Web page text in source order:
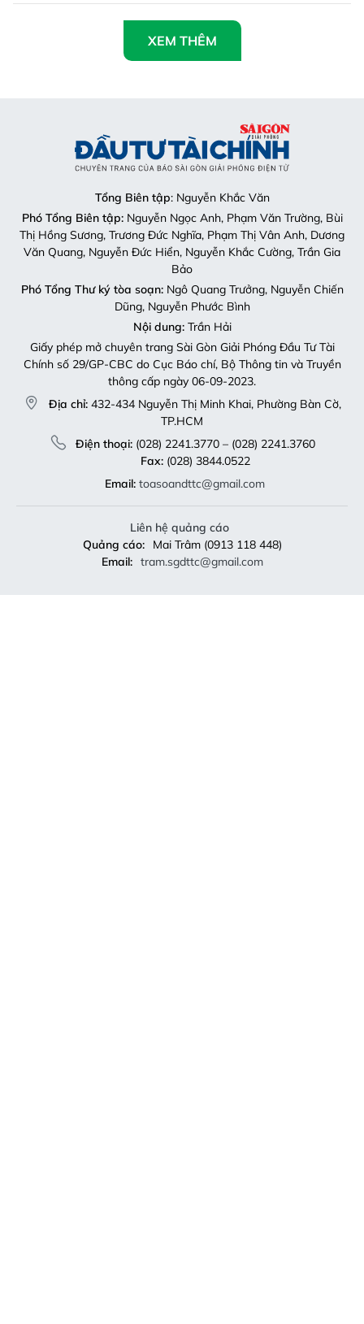
XEM THÊM
Tổng Biên tập: Nguyễn Khắc Văn
Phó Tổng Biên tập:Nguyễn Ngọc Anh, Phạm Văn Trường, Bùi
Thị Hồng Sương, Trương Đức Nghĩa, Phạm Thị Vân Anh, Dương
Văn Quang, Nguyễn Đức Hiển, Nguyễn Khắc Cường, Trần Gia
Bảo
Phó Tổng Thư ký tòa soạn:Ngô Quang Trưởng, Nguyễn Chiến
Dũng, Nguyễn Phước Bình
Nội dung:Trần Hải
Giấy phép mở chuyên trang Sài Gòn Giải Phóng Đầu Tư Tài
Chính số 29/GP-CBC do Cục Báo chí, Bộ Thông tin và Truyền
thông cấp ngày 06-09-2023.
Địa chỉ: 432-434 Nguyễn Thị Minh Khai, Phường Bàn Cờ,
TP.HCM
Điện thoại:(028) 2241.3770 – (028) 2241.3760
Fax:(028) 3844.0522
Email: toasoandttc@gmail.com
Liên hệ quảng cáo
Quảng cáo:
Mai Trâm (0913 118 448)
Email: tram.sgdttc@gmail.com